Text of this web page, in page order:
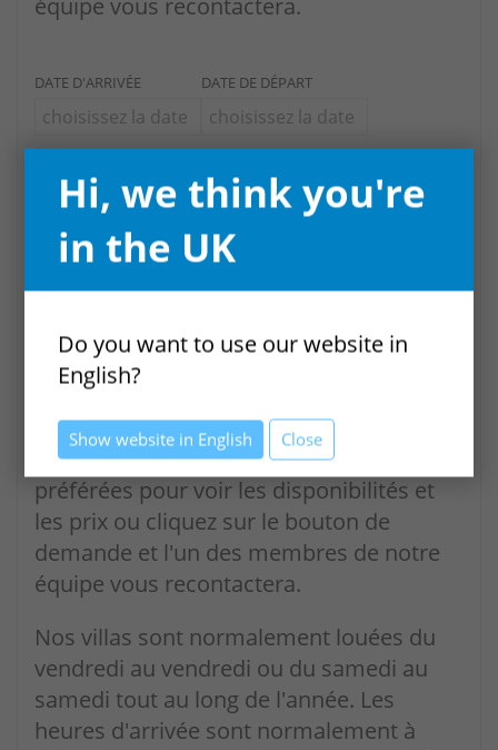
équipe vous recontactera.
DATE D'ARRIVÉE DATE DE DÉPART
Contacter
Information sur la
disponibilité
Sélectionnez vos dates de séjour
préférées pour voir les disponibilités et
les prix ou cliquez sur le bouton de
demande et l'un des membres de notre
équipe vous recontactera.
Nos villas sont normalement louées du
vendredi au vendredi ou du samedi au
samedi tout au long de l'année. Les
heures d'arrivée sont normalement à
Hi, we think you're
in the UK
Do you want to use our website in
English?
Show website in English Close